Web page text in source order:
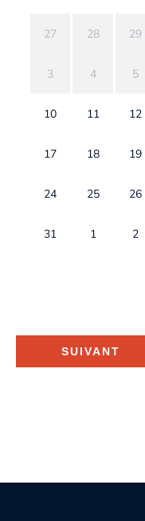
27 28 29
3 4 5
10 11 12
17 18 19
24 25 26
31 1 2
SUIVANT